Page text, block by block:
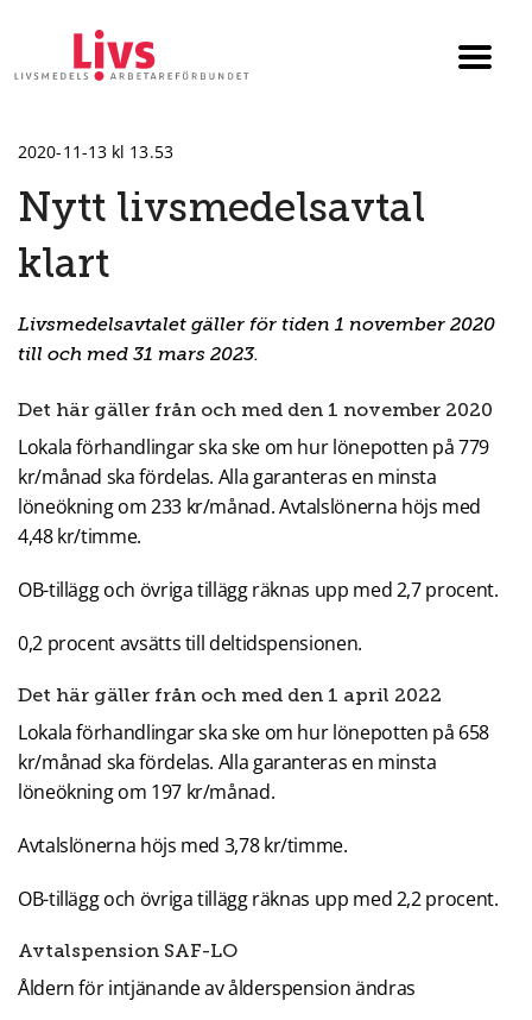
2020-11-13 kl 13.53
Nytt livsmedelsavtal
klart
Livsmedelsavtalet gäller för tiden 1 november 2020
till och med 31 mars 2023.
Det här gäller från och med den 1 november 2020
Lokala förhandlingar ska ske om hur lönepotten på 779
kr/månad ska fördelas. Alla garanteras en minsta
löneökning om 233 kr/månad. Avtalslönerna höjs med
4,48 kr/timme.
OB-tillägg och övriga tillägg räknas upp med 2,7 procent.
0,2 procent avsätts till deltidspensionen.
Det här gäller från och med den 1 april 2022
Lokala förhandlingar ska ske om hur lönepotten på 658
kr/månad ska fördelas. Alla garanteras en minsta
löneökning om 197 kr/månad.
Avtalslönerna höjs med 3,78 kr/timme.
OB-tillägg och övriga tillägg räknas upp med 2,2 procent.
Avtalspension SAF-LO
Åldern för intjänande av ålderspension ändras